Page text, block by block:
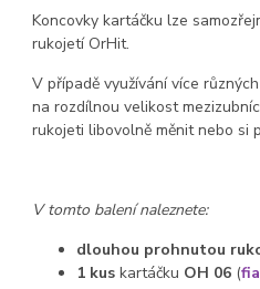
Koncovky kartáčku lze
rukojetí OrHit.
V případě využívání více
na rozdílnou velikost
rukojeti libovolně měnit nebo si
V tomto balení naleznete:
dlouhou prohnutou
1 kus kartáčku OH 06 (